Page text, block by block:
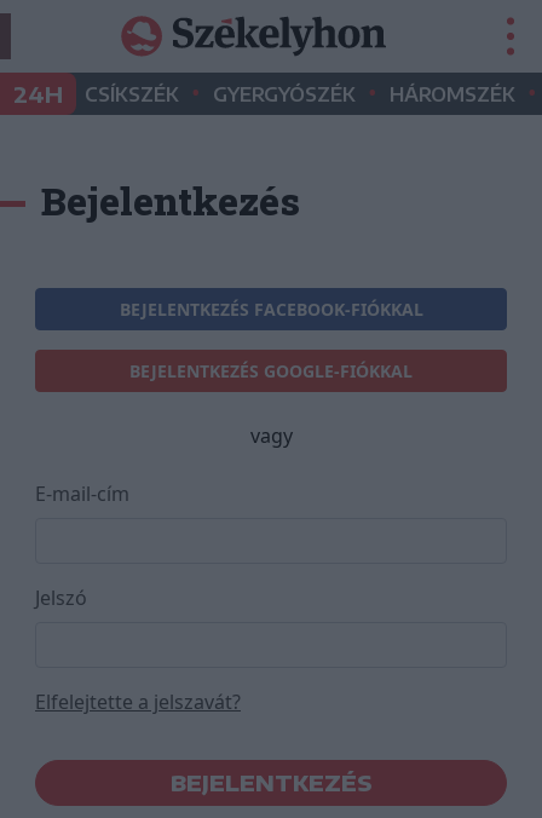
24H CSÍKSZÉK • GYERGYÓSZÉK • HÁROMSZÉK •
Bejelentkezés
BEJELENTKEZÉS FACEBOOK-FIÓKKAL
BEJELENTKEZÉS GOOGLE-FIÓKKAL
vagy
E-mail-cím
Jelszó
Elfelejtette a jelszavát?
BEJELENTKEZÉS